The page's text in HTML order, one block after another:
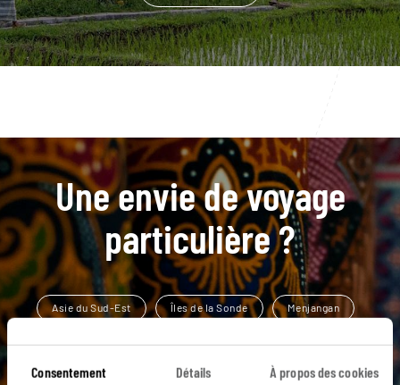
Consentement Détails À propos des cookies
Une envie de voyage
particulière ?
Asie du Sud-Est Îles de la Sonde Menjangan
Munduk Pemuteran Banyuwangi
Lac Bratan Mont Batur Mont Kawah ljen